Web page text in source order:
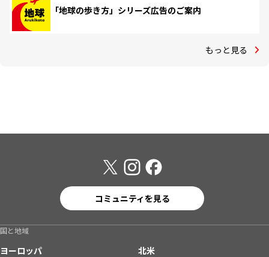
「地球の歩き方」シリーズ広告のご案内
もっと見る
コミュニティを見る
国と地域
ヨーロッパ
北米